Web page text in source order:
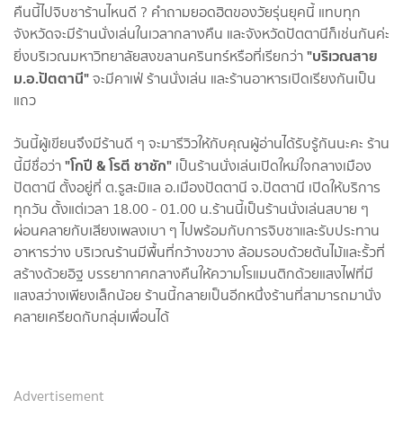
คืนนี้ไปจิบชาร้านไหนดี ? คำถามยอดฮิตของวัยรุ่นยุคนี้ แทบทุก
จังหวัดจะมีร้านนั่งเล่นในเวลากลางคืน และจังหวัดปัตตานีก็เช่นกันค่ะ
ยิ่งบริเวณมหาวิทยาลัยสงขลานครินทร์หรือที่เรียกว่า"บริเวณสาย
ม.อ.ปัตตานี"จะมีคาเฟ่ ร้านนั่งเล่น และร้านอาหารเปิดเรียงกันเป็น
แถว
วันนี้ผู้เขียนจึงมีร้านดี ๆ จะมารีวิวให้กับคุณผู้อ่านได้รับรู้กันนะคะ ร้าน
นี้มีชื่อว่า"โกปี & โรตี ชาชัก" เป็นร้านนั่งเล่นเปิดใหม่ใจกลางเมือง
ปัตตานี ตั้งอยู่ที่ ต.รูสะมิแล อ.เมืองปัตตานี จ.ปัตตานี เปิดให้บริการ
ทุกวัน ตั้งแต่เวลา 18.00 - 01.00 น.ร้านนี้เป็นร้านนั่งเล่นสบาย ๆ
ผ่อนคลายกับเสียงเพลงเบา ๆ ไปพร้อมกับการจิบชาและรับประทาน
อาหารว่าง บริเวณร้านมีพื้นที่กว้างขวาง ล้อมรอบด้วยต้นไม้และรั้วที่
สร้างด้วยอิฐ บรรยากาศกลางคืนให้ความโรแมนติกด้วยแสงไฟที่มี
แสงสว่างเพียงเล็กน้อย ร้านนี้กลายเป็นอีกหนึ่งร้านที่สามารถมานั่ง
คลายเครียดกับกลุ่มเพื่อนได้
Advertisement